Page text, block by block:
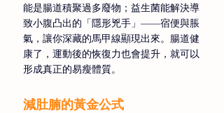
能是腸道積聚過多廢物；益生菌能解決導
致小腹凸出的「隱形兇手」——宿便與脹
氣，讓你深藏的馬甲線顯現出來。腸道健
康了，運動後的恢復力也會提升，就可以
形成真正的易瘦體質。
減肚腩的黃金公式